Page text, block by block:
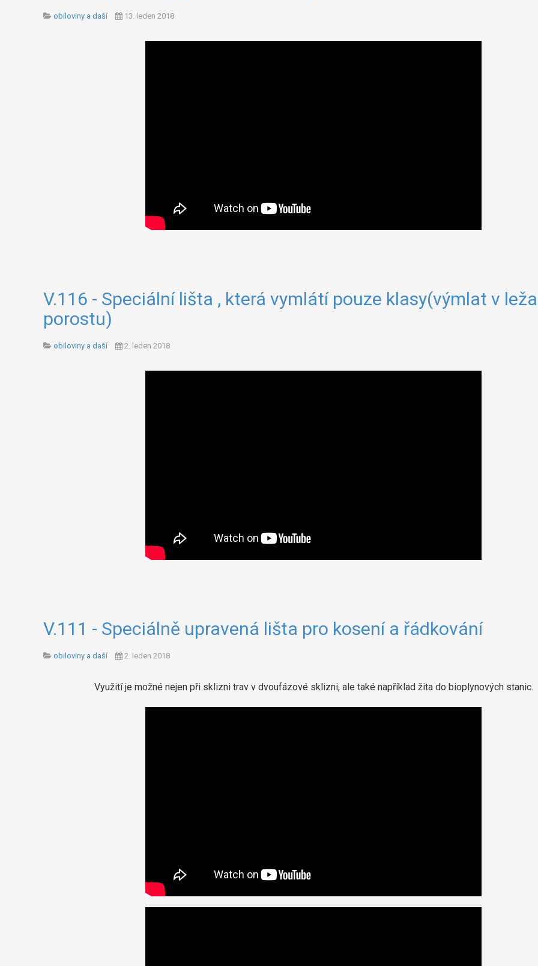
obiloviny a daší 13. leden 2018
V.116 - Speciální lišta , která vymlátí pouze klasy(výmlat v
porostu)
obiloviny a daší 2. leden 2018
V.111 - Speciálně upravená lišta pro kosení a řádkování
obiloviny a daší 2. leden 2018
Využití je možné nejen při sklizni trav v dvoufázové sklizni, ale také například žita do bioplynových stanic.